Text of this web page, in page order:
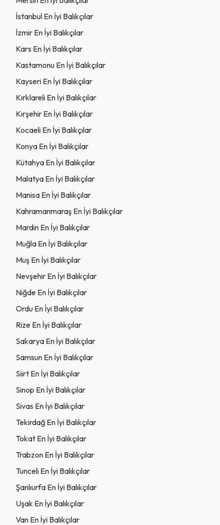
İstanbul En İyi Balıkçılar
İzmir En İyi Balıkçılar
Kars En İyi Balıkçılar
Kastamonu En İyi Balıkçılar
Kayseri En İyi Balıkçılar
Kırklareli En İyi Balıkçılar
Kırşehir En İyi Balıkçılar
Kocaeli En İyi Balıkçılar
Konya En İyi Balıkçılar
Kütahya En İyi Balıkçılar
Malatya En İyi Balıkçılar
Manisa En İyi Balıkçılar
Kahramanmaraş En İyi Balıkçılar
Mardin En İyi Balıkçılar
Muğla En İyi Balıkçılar
Muş En İyi Balıkçılar
Nevşehir En İyi Balıkçılar
Niğde En İyi Balıkçılar
Ordu En İyi Balıkçılar
Rize En İyi Balıkçılar
Sakarya En İyi Balıkçılar
Samsun En İyi Balıkçılar
Siirt En İyi Balıkçılar
Sinop En İyi Balıkçılar
Sivas En İyi Balıkçılar
Tekirdağ En İyi Balıkçılar
Tokat En İyi Balıkçılar
Trabzon En İyi Balıkçılar
Tunceli En İyi Balıkçılar
Şanlıurfa En İyi Balıkçılar
Uşak En İyi Balıkçılar
Van En İyi Balıkçılar